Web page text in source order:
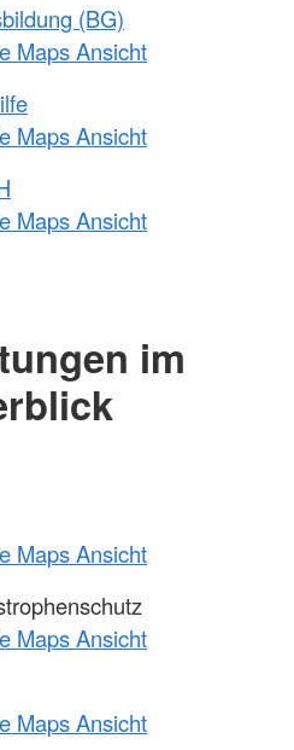
(BG)
Maps Ansicht
Maps Ansicht
Maps Ansicht
im
Maps Ansicht
Maps Ansicht
Maps Ansicht